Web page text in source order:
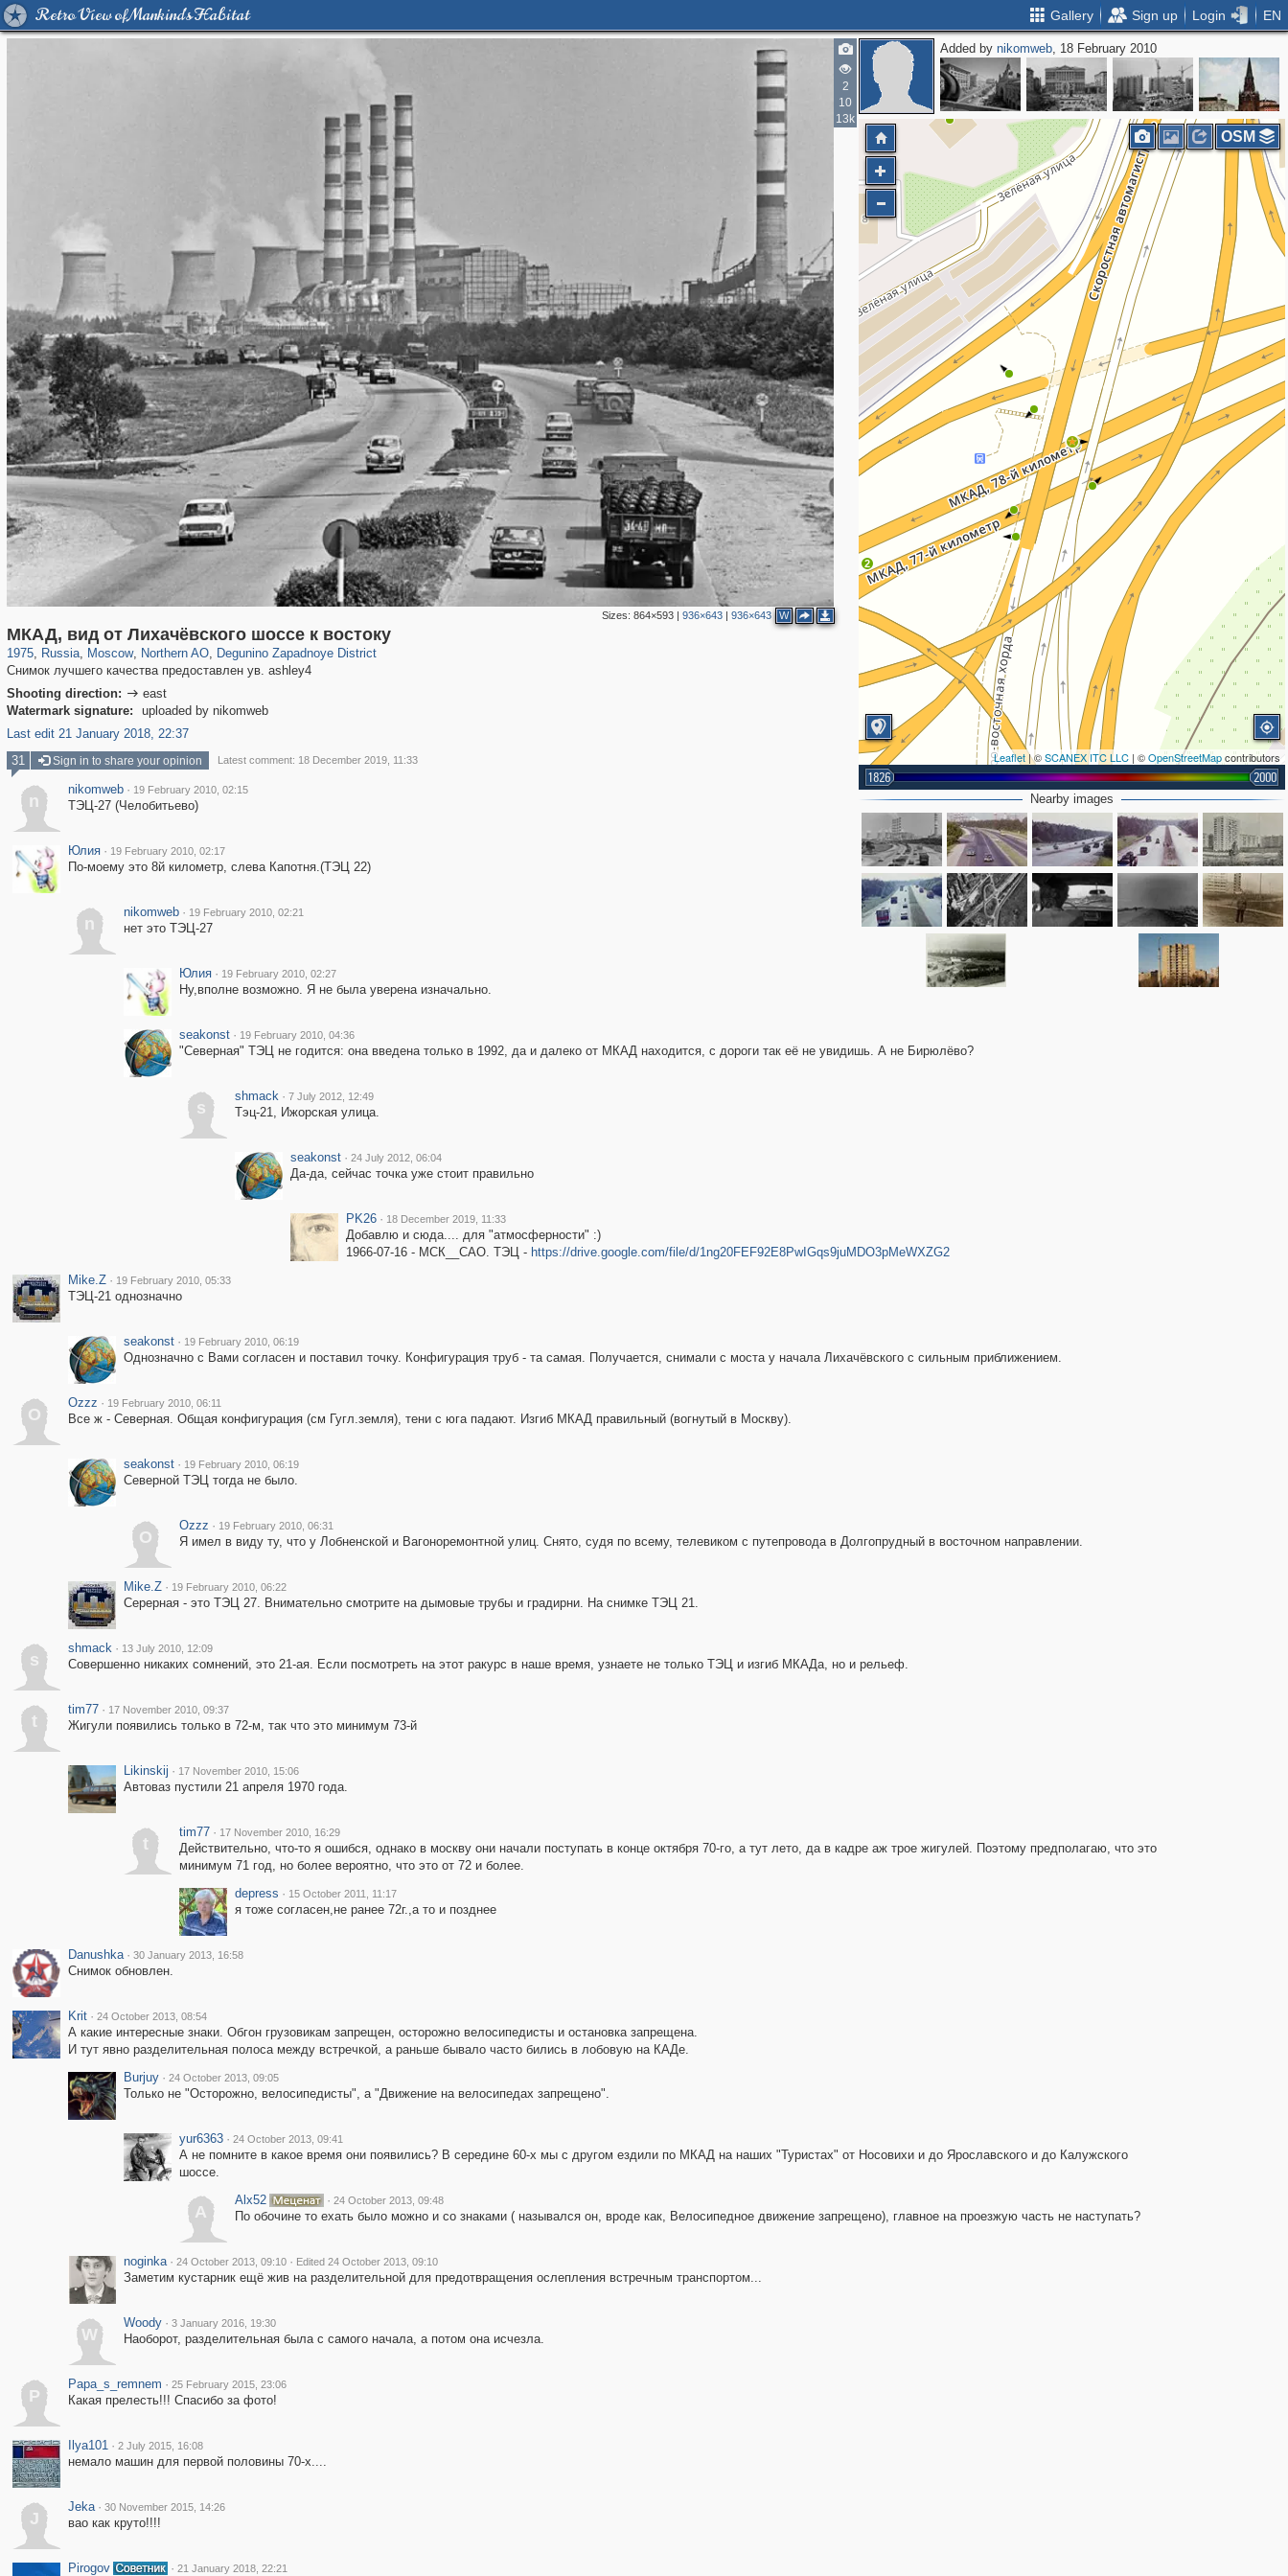
Retro View of Mankind's Habitat Gallery Sign up Login EN
2
10
13k
Sizes: 864×593| 936×643| 936×643 W
МКАД, вид от Лихачёвского шоссе к востоку
1975, Russia
1,407,368 29,248
, Moscow
319,882 8,286
, Northern AO
22,544 598
, Degunino Zapadnoye District
511 5
Снимок лучшего качества предоставлен ув. ashley4
Shooting direction:  east
Watermark signature:
uploaded by nikomweb
Last edit 21 January 2018, 22:37
Added bynikomweb, 18 February 2010
2
2
Leaflet| ©SCANEX ITC LLC | ©OpenStreetMapcontributors
1826 2000
OSM
Nearby images
31 Sign in to share your opinion Latest comment: 18 December 2019, 11:33
n
nikomweb · 19 February 2010, 02:15
ТЭЦ-27 (Челобитьево)
Юлия · 19 February 2010, 02:17
По-моему это 8й километр, слева Капотня.(ТЭЦ 22)
n
nikomweb · 19 February 2010, 02:21
нет это ТЭЦ-27
Юлия · 19 February 2010, 02:27
Ну,вполне возможно. Я не была уверена изначально.
seakonst · 19 February 2010, 04:36
"Северная" ТЭЦ не годится: она введена только в 1992, да и далеко от МКАД находится, с дороги так её не увидишь. А не Бирюлёво?
s
shmack · 7 July 2012, 12:49
Тэц-21, Ижорская улица.
seakonst · 24 July 2012, 06:04
Да-да, сейчас точка уже стоит правильно
PK26 · 18 December 2019, 11:33
Добавлю и сюда.... для "атмосферности" :)
1966-07-16 - МСК__САО. ТЭЦ - https://drive.google.com/file/d/1ng20FEF92E8PwIGqs9juMDO3pMeWXZG2
Mike.Z · 19 February 2010, 05:33
ТЭЦ-21 однозначно
seakonst · 19 February 2010, 06:19
Однозначно с Вами согласен и поставил точку. Конфигурация труб - та самая. Получается, снимали с моста у начала Лихачёвского с сильным приближением.
O
Ozzz · 19 February 2010, 06:11
Все ж - Северная. Общая конфигурация (см Гугл.земля), тени с юга падают. Изгиб МКАД правильный (вогнутый в Москву).
seakonst · 19 February 2010, 06:19
Северной ТЭЦ тогда не было.
O
Ozzz · 19 February 2010, 06:31
Я имел в виду ту, что у Лобненской и Вагоноремонтной улиц. Снято, судя по всему, телевиком с путепровода в Долгопрудный в восточном направлении.
Mike.Z · 19 February 2010, 06:22
Серерная - это ТЭЦ 27. Внимательно смотрите на дымовые трубы и градирни. На снимке ТЭЦ 21.
s
shmack · 13 July 2010, 12:09
Совершенно никаких сомнений, это 21-ая. Если посмотреть на этот ракурс в наше время, узнаете не только ТЭЦ и изгиб МКАДа, но и рельеф.
t
tim77 · 17 November 2010, 09:37
Жигули появились только в 72-м, так что это минимум 73-й
Likinskij · 17 November 2010, 15:06
Автоваз пустили 21 апреля 1970 года.
t
tim77 · 17 November 2010, 16:29
Действительно, что-то я ошибся, однако в москву они начали поступать в конце октября 70-го, а тут лето, да в кадре аж трое жигулей. Поэтому предполагаю, что это
минимум 71 год, но более вероятно, что это от 72 и более.
depress · 15 October 2011, 11:17
я тоже согласен,не ранее 72г.,а то и позднее
Danushka · 30 January 2013, 16:58
Снимок обновлен.
Krit · 24 October 2013, 08:54
А какие интересные знаки. Обгон грузовикам запрещен, осторожно велосипедисты и остановка запрещена.
И тут явно разделительная полоса между встречкой, а раньше бывало часто бились в лобовую на КАДе.
Burjuy · 24 October 2013, 09:05
Только не "Осторожно, велосипедисты", а "Движение на велосипедах запрещено".
yur6363 · 24 October 2013, 09:41
А не помните в какое время они появились? В середине 60-х мы с другом ездили по МКАД на наших "Туристах" от Носовихи и до Ярославского и до Калужского
шоссе.
A
Alx52 · 24 October 2013, 09:48
По обочине то ехать было можно и со знаками ( назывался он, вроде как, Велосипедное движение запрещено), главное на проезжую часть не наступать?
noginka · 24 October 2013, 09:10 · Edited 24 October 2013, 09:10
Заметим кустарник ещё жив на разделительной для предотвращения ослепления встречным транспортом...
W
Woody · 3 January 2016, 19:30
Наоборот, разделительная была с самого начала, а потом она исчезла.
P
Papa_s_remnem · 25 February 2015, 23:06
Какая прелесть!!! Спасибо за фото!
Ilya101 · 2 July 2015, 16:08
немало машин для первой половины 70-х....
J
Jeka · 30 November 2015, 14:26
вао как круто!!!!
Pirogov · 21 January 2018, 22:21